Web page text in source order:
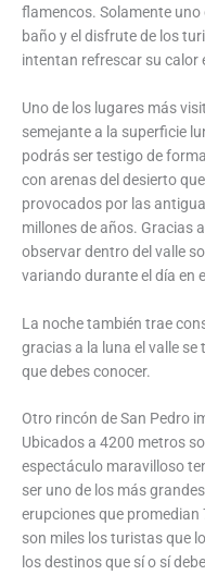
flamencos. Solamente uno
baño y el disfrute de los
intentan refrescar su calor
Uno de los lugares más
semejante a la superficie
podrás ser testigo de
con arenas del desierto
provocados por las
millones de años. Gracias
observar dentro del valle
variando durante el día en
La noche también trae
gracias a la luna el valle
que debes conocer.
Otro rincón de San Pedro
Ubicados a 4200 metros
espectáculo maravilloso
ser uno de los más
erupciones que promedian
son miles los turistas que
los destinos que sí o sí